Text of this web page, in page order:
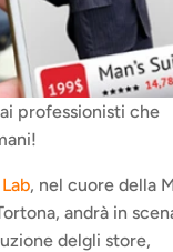
professionisti che
, nel cuore della
andrà in
delgli store,